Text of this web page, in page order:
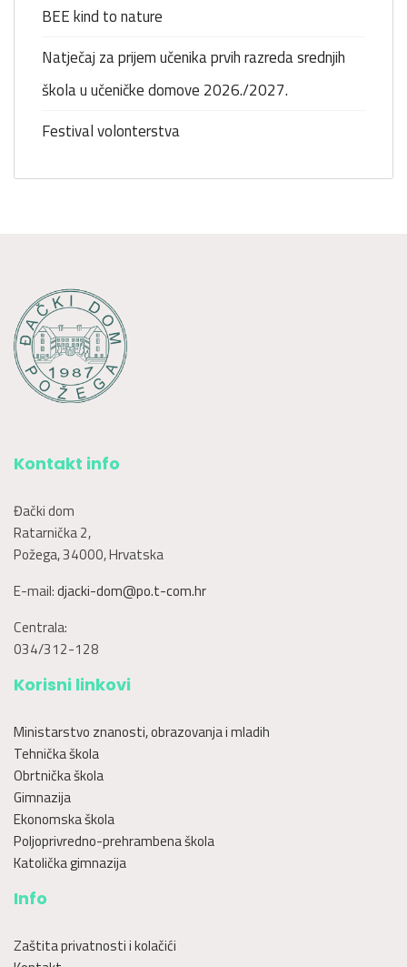
BEE kind to nature
Natječaj za prijem učenika prvih razreda srednjih
škola u učeničke domove 2026./2027.
Festival volonterstva
Kontakt info
Đački dom
Ratarnička 2,
Požega, 34000, Hrvatska
E-mail:djacki-dom@po.t-com.hr
Centrala:
034/312-128
Korisni linkovi
Ministarstvo znanosti, obrazovanja i mladih
Tehnička škola
Obrtnička škola
Gimnazija
Ekonomska škola
Poljoprivredno-prehrambena škola
Katolička gimnazija
Info
Zaštita privatnosti i kolačići